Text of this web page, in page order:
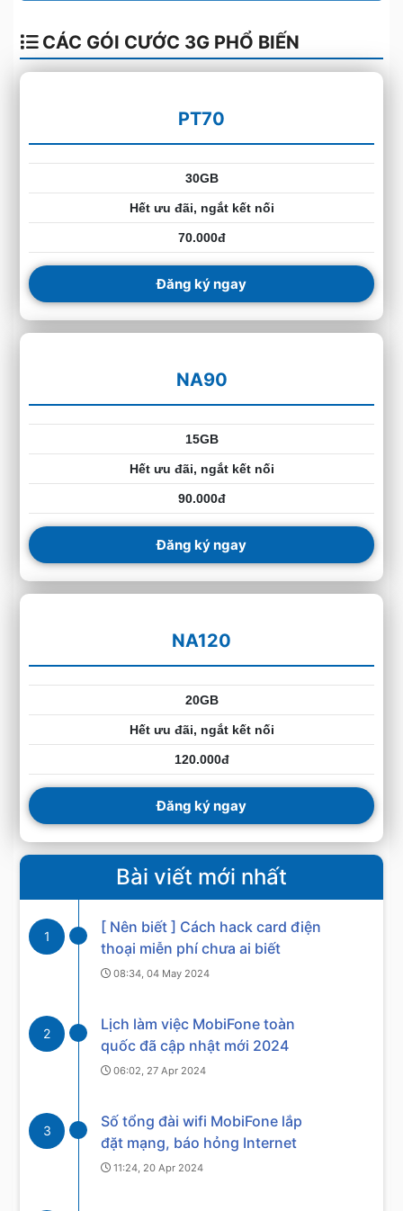
CÁC GÓI CƯỚC 3G PHỔ BIẾN
PT70
30GB
Hết ưu đãi, ngắt kết nối
70.000đ
Đăng ký ngay
NA90
15GB
Hết ưu đãi, ngắt kết nối
90.000đ
Đăng ký ngay
NA120
20GB
Hết ưu đãi, ngắt kết nối
120.000đ
Đăng ký ngay
Bài viết mới nhất
1
[ Nên biết ] Cách hack card điện
thoại miễn phí chưa ai biết
08:34, 04 May 2024
2
Lịch làm việc MobiFone toàn
quốc đã cập nhật mới 2024
06:02, 27 Apr 2024
3
Số tổng đài wifi MobiFone lắp
đặt mạng, báo hỏng Internet
11:24, 20 Apr 2024